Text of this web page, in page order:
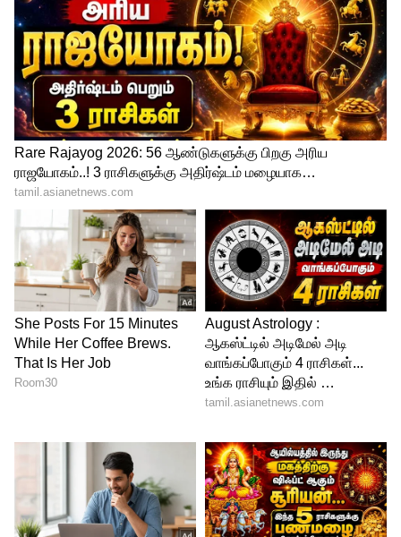
Salary Hike
நேஷனல் கவுன்சில் ஆஃப் ஜாயிண்ட்
கன்சல்டேட்டிவ் மெஷினரி (ஊழியர் பிரிவு)
செயலாளர் சிவ கோபால் மிஸ்ரா,
ஃபிட்மென்ட் காரணியை உயர்த்த வேண்டும்
என்று கூறினார். ஃபிட்மென்ட் காரணி 2.86
ஆக இருக்க வேண்டும் என்று கோபால்
மிஸ்ரா கூறினார்.
5
10